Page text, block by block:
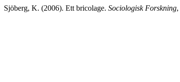
Sjöberg, K. (2006). Ett bricolage. Sociologisk Forskning,